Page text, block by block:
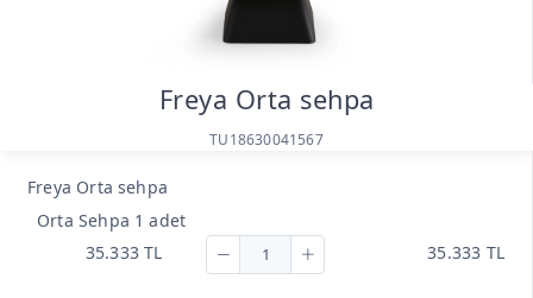
Freya Orta sehpa
TU18630041567
Freya Orta sehpa
Orta Sehpa 1 adet
35.333 TL
35.333 TL